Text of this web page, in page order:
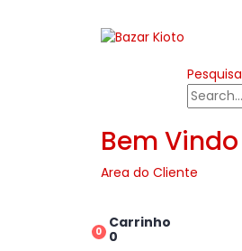
Pesquisa
Bem Vindo
Area do Cliente
0
Carrinho
0